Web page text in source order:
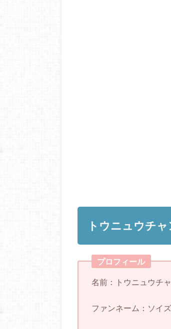
トウニュウチ
プロフィール
名前：トウニュウチ
ファンネーム：ソイズ